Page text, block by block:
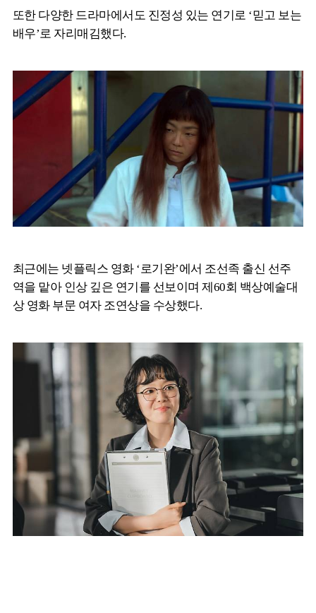
또한 다양한 드라마에서도 진정성 있는 연기로 ‘믿고 보는
배우’로 자리매김했다.
최근에는 넷플릭스 영화 ‘로기완’에서 조선족 출신 선주
역을 맡아 인상 깊은 연기를 선보이며 제60회 백상예술대
상 영화 부문 여자 조연상을 수상했다.